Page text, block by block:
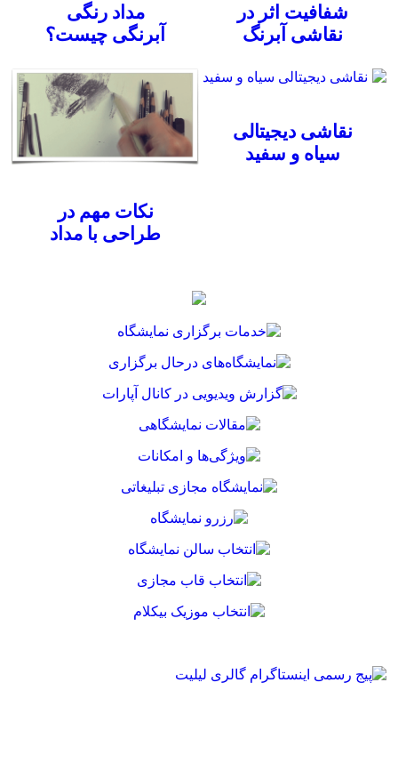
شفافیت اثر در
نقاشی آبرنگ
مداد رنگی
آبرنگی چیست؟
نقاشی دیجیتالی
سیاه و سفید
نکات مهم در
طراحی با مداد